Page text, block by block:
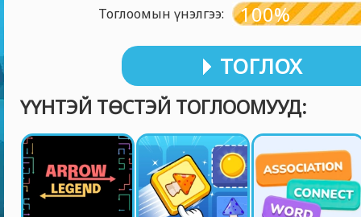
Тоглоомын үнэлгээ: 100%
ТОГЛОХ
ҮҮНТЭЙ ТӨСТЭЙ ТОГЛООМУУД: